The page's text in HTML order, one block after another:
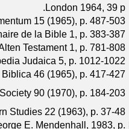
London 1964, 39 p.
15 (1965), p. 487-503
de la Bible 1, p. 383-387
Testament 1, p. 781-808
Judaica 5, p. 1012-1022
Biblica 46 (1965), p. 417-427
90 (1970), p. 184-203
Studies 22 (1963), p. 37-48
E. Mendenhall, 1983, p.